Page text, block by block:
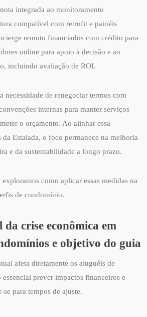
integrada ao monitoramento
compatível com retrofit e painéis
remoto financiados com crédito para
online para apoio à decisão e ao
incluindo avaliação de ROI.
necessidade de renegociar termos com
internas para manter serviços
o orçamento. Ao alinhar essa
da Estaiada, o foco permanece na melhoria
e da sustentabilidade a longo prazo.
como aplicar essas medidas na
de condomínio.
crise econômica em
e objetivo do guia
afeta diretamente os aluguéis de
prever impactos financeiros e
para tempos de ajuste.